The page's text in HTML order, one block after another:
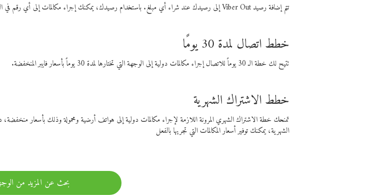
تتم إضافة رصيد Viber Out إلى رصيدك عند شراء أي مبلغ. باستخدام رصيدك، يمكنك إجراء مكالمات إلى أي رقم في العالم بأسعار فايبر المنخفضة.
خطط اتصال لمدة 30 يومًا
تتيح لك خطة الـ 30 يوماً للاتصال إجراء مكالمات دولية إلى الوجهة التي تختارها لمدة 30 يوماً بأسعار فايبر المنخفضة.
خطط الاشتراك الشهرية
تمنحك خطة الاشتراك الشهري المرونة اللازمة لإجراء مكالمات دولية إلى هواتف أرضية ومحمولة وذلك بأسعار
الشهرية، يمكنك توفير أسعار المكالمات التي تجريها بالفعل
بحث عن المزيد من